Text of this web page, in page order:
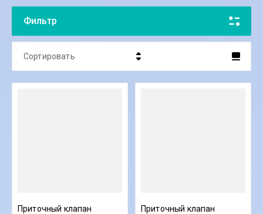
Фильтр
Сортировать
Приточный клапан
Приточный клапан